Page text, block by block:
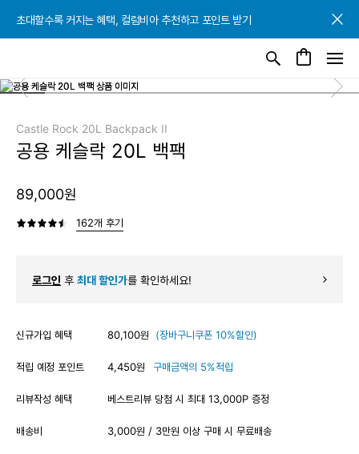
초대할수록 커지는 혜택, 컬럼비아 추천하고 포인트 받기
초대할수록 커지는 혜택, 컬럼비아 추천하고 포인트 받기
초대할수록 커지는 혜택, 컬럼비아 추천하고 포인트 받기
Castle Rock 20L Backpack II
공용 케슬락 20L 백팩
89,000원
162개 후기
로그인 후 최대 할인가를 확인하세요!
신규가입 혜택 80,100원 (장바구니쿠폰 10%할인)
적립 예정 포인트 4,450원 구매금액의 5%적립
리뷰작성 혜택 베스트리뷰 당첨 시 최대 13,000P 증정
배송비 3,000원 / 3만원 이상 구매 시 무료배송